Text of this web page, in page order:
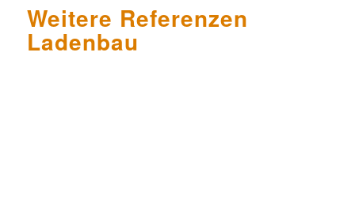
Weitere Referenzen
Ladenbau